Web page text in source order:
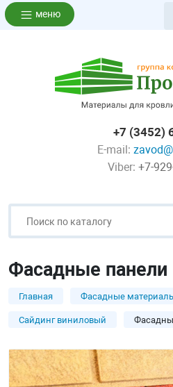
+7 (3452)
E-mail:
Viber: +7-
Фасадные
Главная Фасадные
Сайдинг виниловый
меню